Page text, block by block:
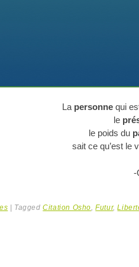
La personne qui
le
le poids du
sait ce qu’est le
-
TaggedCitation Osho,Futur,